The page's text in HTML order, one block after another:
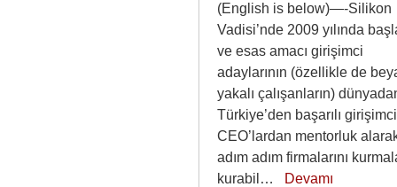
(English is below)—-Silikon
Vadisi’nde 2009 yılında
ve esas amacı girişimci
adaylarının (özellikle de
yakalı çalışanların)
Türkiye’den başarılı
CEO’lardan mentorluk
adım adım firmalarını
kurabil… Devamı